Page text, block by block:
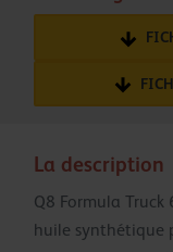
La description
Q8 Formula Truck
huile synthétique